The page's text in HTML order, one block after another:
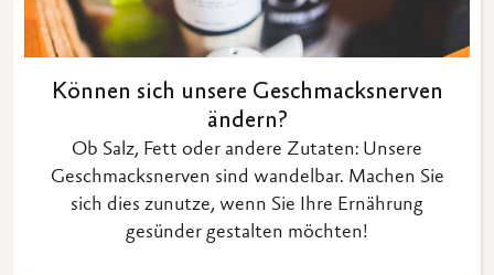
Können sich unsere Geschmacksnerven
ändern?
Ob Salz, Fett oder andere Zutaten: Unsere
Geschmacksnerven sind wandelbar. Machen Sie
sich dies zunutze, wenn Sie Ihre Ernährung
gesünder gestalten möchten!